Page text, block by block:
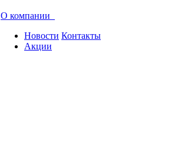
О компании
Новости
Акции
Контакты